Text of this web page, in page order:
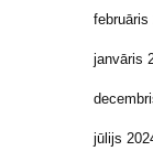
februāris
janvāris
jūlijs